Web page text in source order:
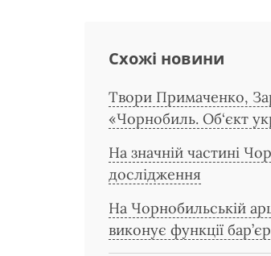
Схожі новини
Твори Примаченко,
«Чорнобиль. Об‘єкт
На значній частині
дослідження
На Чорнобильській
виконує функції